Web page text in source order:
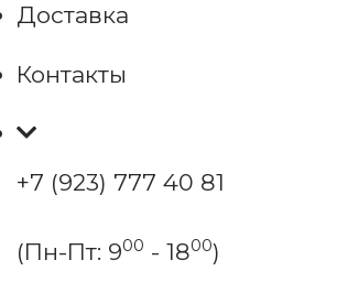
Доставка
Контакты
+7 (923) 777 40 81
(Пн-Пт: 900 - 1800)